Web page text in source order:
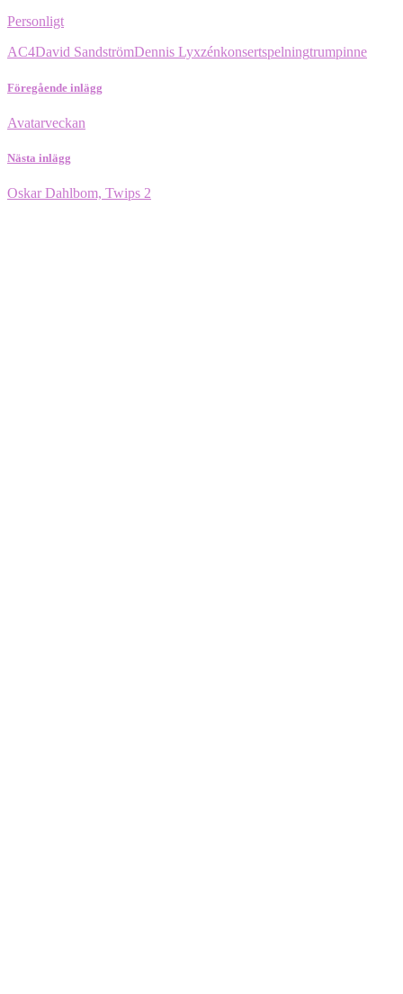
Personligt
AC4David SandströmDennis Lyxzénkonsertspelningtrumpinne
Föregående inlägg
Avatarveckan
Nästa inlägg
Oskar Dahlbom, Twips 2